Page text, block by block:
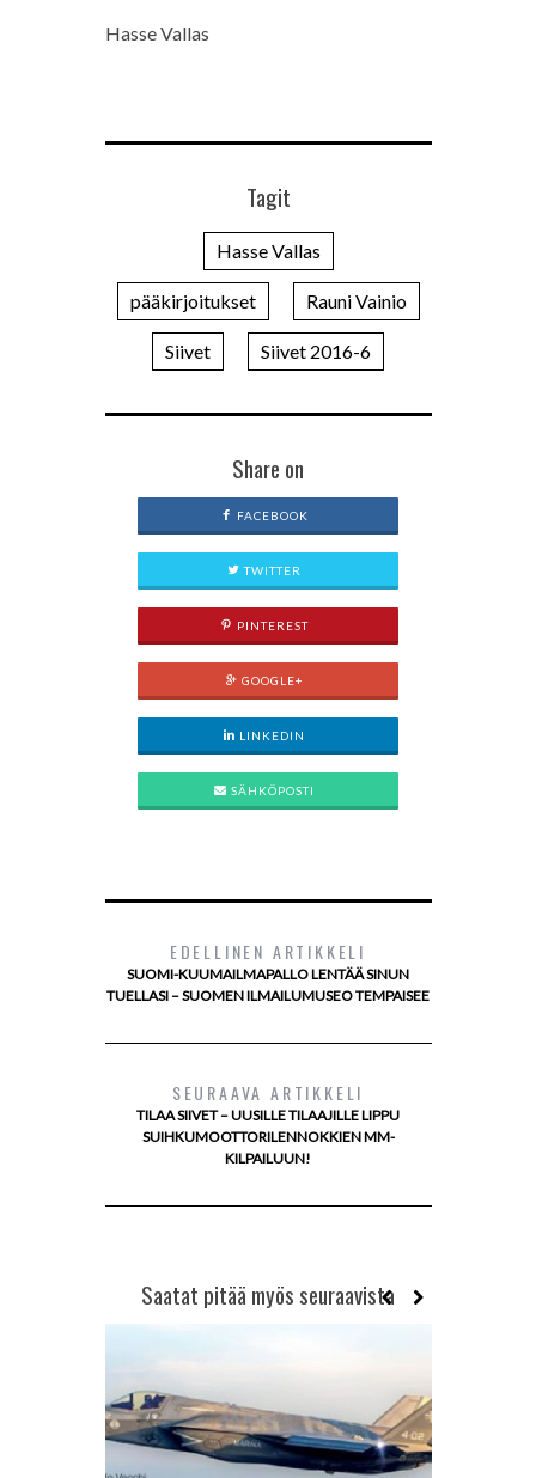
Hasse Vallas
Tagit
Hasse Vallas
pääkirjoitukset Rauni Vainio
Siivet Siivet 2016-6
Share on
FACEBOOK
TWITTER
PINTEREST
GOOGLE+
LINKEDIN
SÄHKÖPOSTI
EDELLINEN ARTIKKELI
SUOMI-KUUMAILMAPALLO LENTÄÄ SINUN
TUELLASI – SUOMEN ILMAILUMUSEO TEMPAISEE
SEURAAVA ARTIKKELI
TILAA SIIVET – UUSILLE TILAAJILLE LIPPU
SUIHKUMOOTTORILENNOKKIEN MM-
KILPAILUUN!
Saatat pitää myös seuraavista